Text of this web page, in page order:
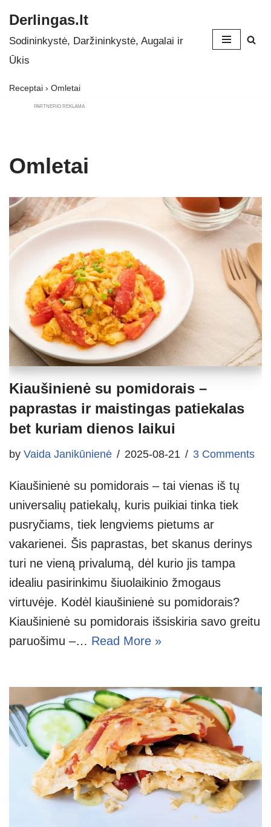
Skip
to
Derlingas.lt
Sodininkystė, Daržininkystė, Augalai ir
Ūkis
Receptai › Omletai
PARTNERIO REKLAMA
Omletai
Kiaušinienė su pomidorais –
paprastas ir maistingas patiekalas
bet kuriam dienos laikui
by Vaida Janikūnienė 2025-08-21 3 Comments
Kiaušinienė su pomidorais – tai vienas iš tų
universalių patiekalų, kuris puikiai tinka tiek
pusryčiams, tiek lengviems pietums ar
vakarienei. Šis paprastas, bet skanus derinys
turi ne vieną privalumą, dėl kurio jis tampa
idealiu pasirinkimu šiuolaikinio žmogaus
virtuvėje. Kodėl kiaušinienė su pomidorais?
Kiaušinienė su pomidorais išsiskiria savo greitu
paruošimu –… Read More »